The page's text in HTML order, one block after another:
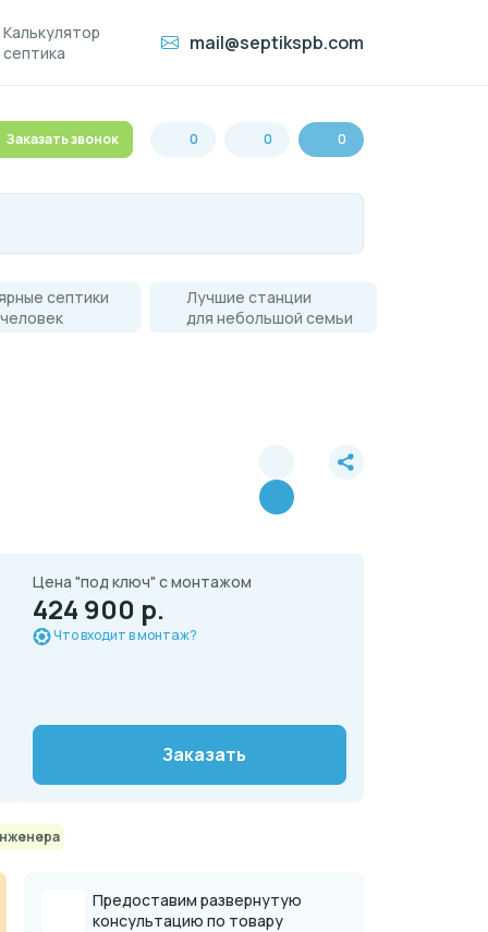
Калькулятор
септика
mail@septikspb.com
Заказать звонок 0 0 0
септики
Лучшие станции
для небольшой семьи
Цена "под ключ" с монтажом
424 900 р.
Что входит в монтаж?
Заказать
Предоставим развернутую
консультацию по товару